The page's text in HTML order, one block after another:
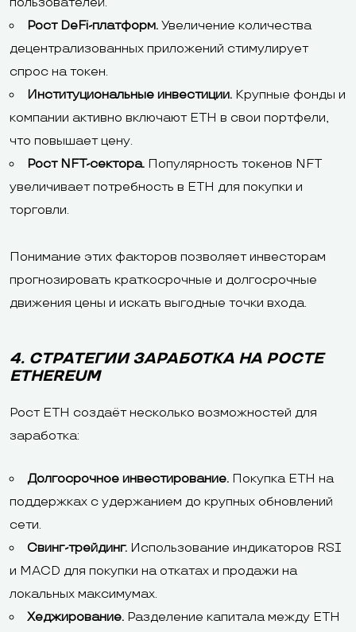
пользователей.
Рост DeFi-платформ. Увеличение количества
децентрализованных приложений стимулирует
спрос на токен.
Институциональные инвестиции. Крупные фонды и
компании активно включают ETH в свои портфели,
что повышает цену.
Рост NFT-сектора. Популярность токенов NFT
увеличивает потребность в ETH для покупки и
торговли.
Понимание этих факторов позволяет инвесторам
прогнозировать краткосрочные и долгосрочные
движения цены и искать выгодные точки входа.
4. СТРАТЕГИИ ЗАРАБОТКА НА РОСТЕ
ETHEREUM
Рост ETH создаёт несколько возможностей для
заработка:
Долгосрочное инвестирование. Покупка ETH на
поддержках с удержанием до крупных обновлений
сети.
Свинг-трейдинг. Использование индикаторов RSI
и MACD для покупки на откатах и продажи на
локальных максимумах.
Хеджирование. Разделение капитала между ETH